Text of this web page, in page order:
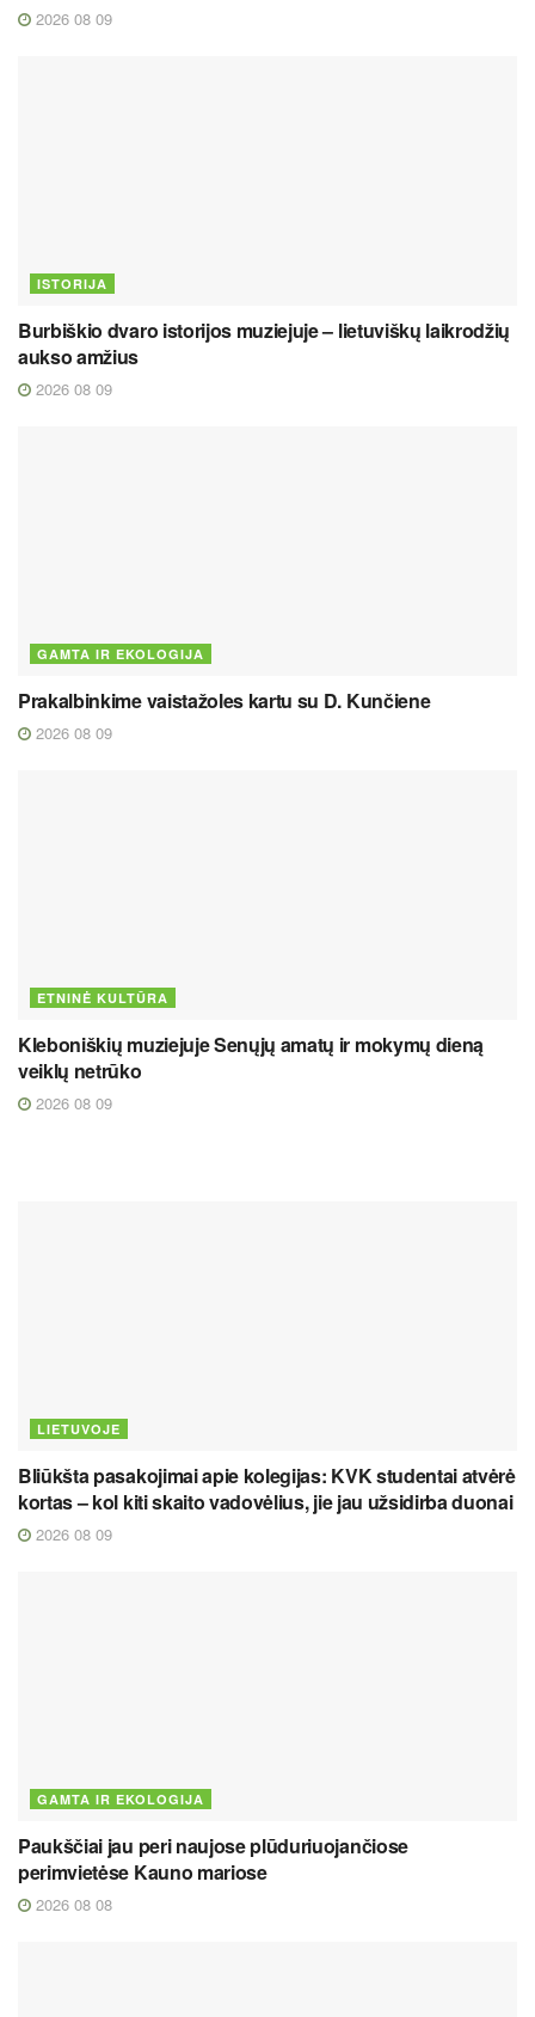
2026 08 09
ISTORIJA
Burbiškio dvaro istorijos muziejuje – lietuviškų laikrodžių
aukso amžius
2026 08 09
GAMTA IR EKOLOGIJA
Prakalbinkime vaistažoles kartu su D. Kunčiene
2026 08 09
ETNINĖ KULTŪRA
Kleboniškių muziejuje Senųjų amatų ir mokymų dieną
veiklų netrūko
2026 08 09
LIETUVOJE
Bliūkšta pasakojimai apie kolegijas: KVK studentai atvėrė
kortas – kol kiti skaito vadovėlius, jie jau užsidirba duonai
2026 08 09
GAMTA IR EKOLOGIJA
Paukščiai jau peri naujose plūduriuojančiose
perimvietėse Kauno mariose
2026 08 08